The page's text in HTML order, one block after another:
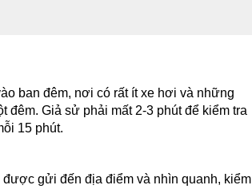
ban đêm, nơi có rất ít xe hơi và những
đêm. Giả sử phải mất 2-3 phút để kiểm tra
15 phút.
gửi đến địa điểm và nhìn quanh, kiểm